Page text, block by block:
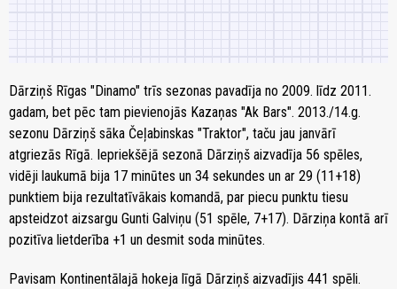
Dārziņš Rīgas "Dinamo" trīs sezonas pavadīja no 2009. līdz 2011.
gadam, bet pēc tam pievienojās Kazaņas "Ak Bars". 2013./14.g.
sezonu Dārziņš sāka Čeļabinskas "Traktor", taču jau janvārī
atgriezās Rīgā. Iepriekšējā sezonā Dārziņš aizvadīja 56 spēles,
vidēji laukumā bija 17 minūtes un 34 sekundes un ar 29 (11+18)
punktiem bija rezultatīvākais komandā, par piecu punktu tiesu
apsteidzot aizsargu Gunti Galviņu (51 spēle, 7+17). Dārziņa kontā arī
pozitīva lietderība +1 un desmit soda minūtes.
Pavisam Kontinentālajā hokeja līgā Dārziņš aizvadījis 441 spēli.